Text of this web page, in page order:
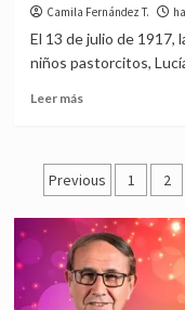
desconocidas
curiosidades
católicas!
Camila Fernández T.
El 13 de julio de 1917,
niños pastorcitos,
Leer másRead
día
como
hoy
la
Virgen
de
Fátima
Posts
Previous 1 2